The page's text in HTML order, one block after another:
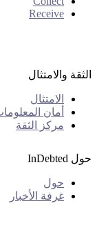
Receive
الثقة والامتثال
الامتثال
أمان
مركز الثقة
حول InDebted
حول
غرفة الأخبار